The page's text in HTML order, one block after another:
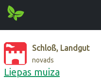
Schloß, Landgut
novads
Liepas muiza